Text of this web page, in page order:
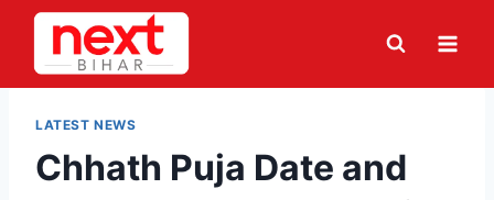
Skip
content
LATEST NEWS
Chhath Puja Date and